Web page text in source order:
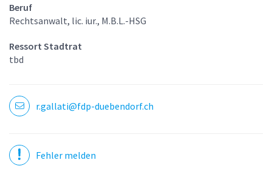
Beruf
Rechtsanwalt, lic. iur., M.B.L.-HSG
Ressort Stadtrat
tbd
r.gallati@fdp-duebendorf.ch
Fehler melden